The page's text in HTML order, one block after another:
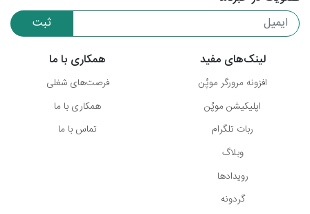
ثبت
لینک‌های مفید
افزونه مرورگر موپُن
اپلیکیشن موپُن
ربات تلگرام
وبلاگ
رویدادها
گردونه
همکاری با ما
فرصت‌های شغلی
همکاری با ما
تماس با ما